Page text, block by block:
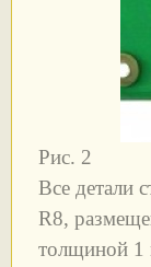
Рис. 2
Все детали
R8,
толщиной 1